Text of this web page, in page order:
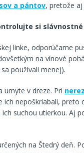
a pántov, pretože
si
linke, odporúčame
na vínové
používali menej).
umyte v dreze. Pri
nepoškriabali,
suchou utierkou. Aj
na Štedrý deň.